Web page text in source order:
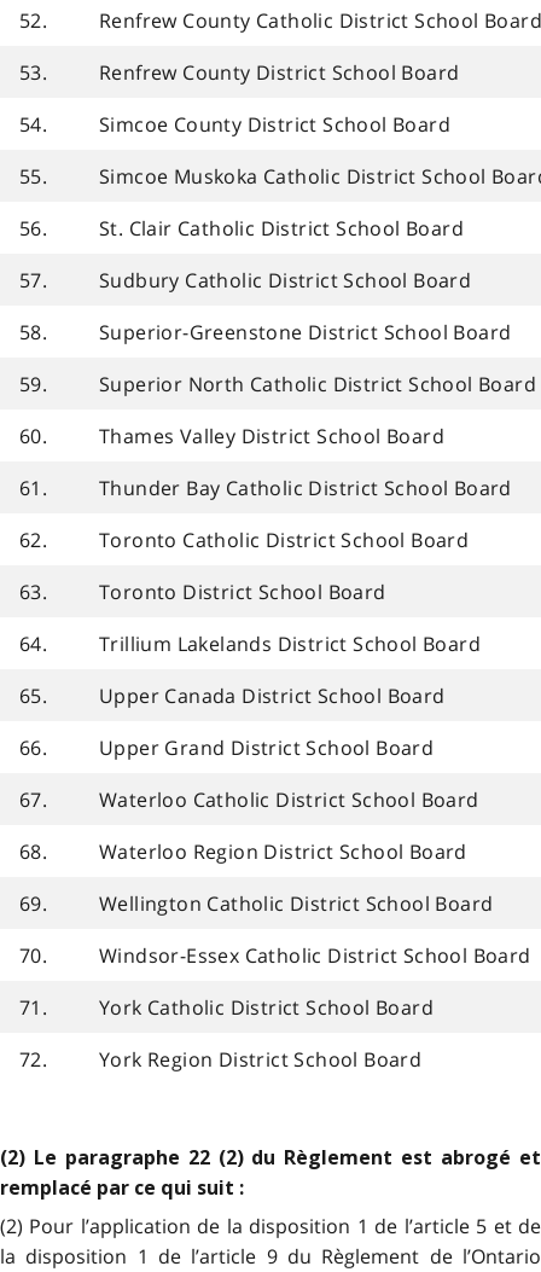
52.
Renfrew County Catholic District School Board
53.
Renfrew County District School Board
54.
Simcoe County District School Board
55.
Simcoe Muskoka Catholic District School
56.
St. Clair Catholic District School Board
57.
Sudbury Catholic District School Board
58.
Superior-Greenstone District School Board
59.
Superior North Catholic District School Board
60.
Thames Valley District School Board
61.
Thunder Bay Catholic District School Board
62.
Toronto Catholic District School Board
63.
Toronto District School Board
64.
Trillium Lakelands District School Board
65.
Upper Canada District School Board
66.
Upper Grand District School Board
67.
Waterloo Catholic District School Board
68.
Waterloo Region District School Board
69.
Wellington Catholic District School Board
70.
Windsor-Essex Catholic District School Board
71.
York Catholic District School Board
72.
York Region District School Board
(2) Le paragraphe 22 (2) du Règlement est abrogé et
remplacé par ce qui suit :
(2) Pour l’application de la disposition 1 de l’article 5 et de
la disposition 1 de l’article 9 du Règlement de l’Ontario